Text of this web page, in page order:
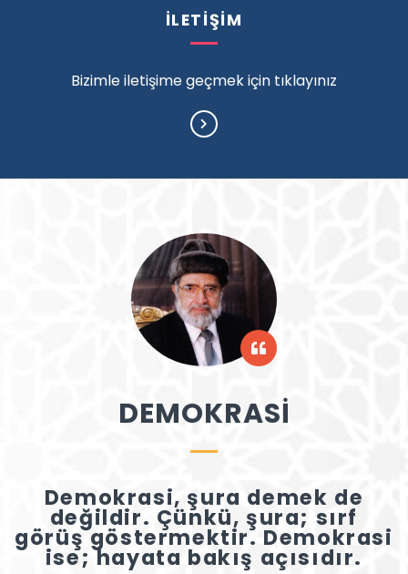
İLETİŞİM
Bizimle iletişime geçmek için tıklayınız
DEMOKRASİ
Demokrasi, şura demek de
değildir. Çünkü, şura; sırf
görüş göstermektir. Demokrasi
ise; hayata bakış açısıdır.